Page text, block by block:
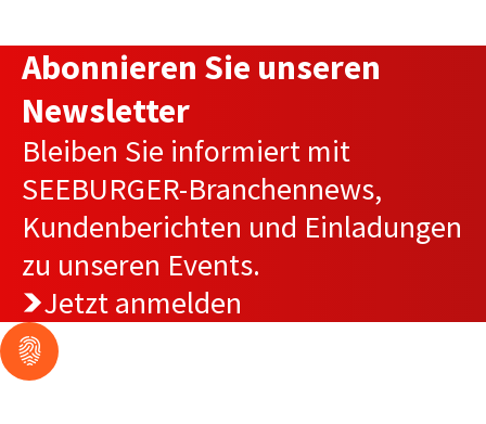
Abonnieren Sie unseren
Newsletter
Bleiben Sie informiert mit
SEEBURGER-Branchennews,
Kundenberichten und Einladungen
zu unseren Events.
Jetzt anmelden